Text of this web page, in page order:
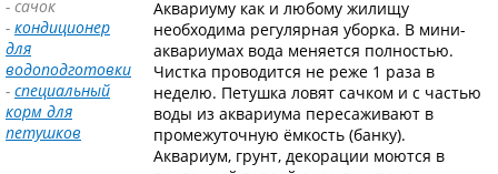
Аквариуму как и любому жилищу
необходима регулярная уборка. В мини-
аквариумах вода меняется полностью.
Чистка проводится не реже 1 раза в
неделю. Петушка ловят сачком и с частью
воды из аквариума пересаживают в
промежуточную ёмкость (банку).
Аквариум, грунт, декорации моются в
- сачок
- кондиционер
для
водоподготовки
- специальный
корм для
петушков